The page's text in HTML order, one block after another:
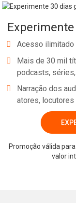
Acesso ilimitado
Mais de 30 mil
podcasts,
Narração dos
atores,
Promoção válida
valor